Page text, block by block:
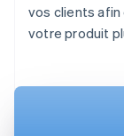
vos clients afin
votre produit